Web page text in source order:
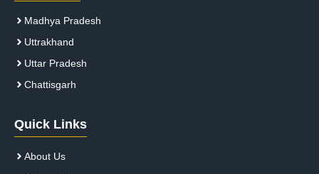
Madhya Pradesh
Uttrakhand
Uttar Pradesh
Chattisgarh
Quick Links
About Us